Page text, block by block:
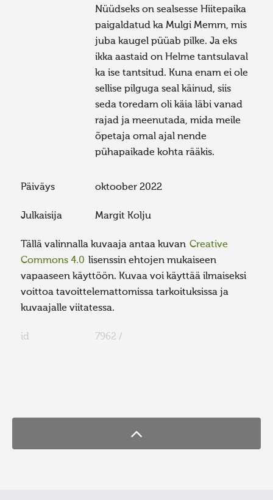
Nüüdseks on sealsesse Hiitepaika
paigaldatud ka Mulgi Memm, mis
juba kaugel püüab pilke. Ja eks
ikka aastaid on Helme tantsulaval
ka ise tantsitud. Kuna enam ei ole
sellise pilguga seal käinud, siis
seda toredam oli käia läbi vanad
rajad ja meenutada, mida meile
õpetaja omal ajal nende
pühapaikade kohta rääkis.
Päiväys oktoober 2022
Julkaisija Margit Kolju
Tällä valinnalla kuvaaja antaa kuvan Creative
Commons 4.0 lisenssin ehtojen mukaiseen
vapaaseen käyttöön. Kuvaa voi käyttää ilmaiseksi
voittoa tavoittelemattomissa tarkoituksissa ja
kuvaajalle viitatessa.
id 7962 /